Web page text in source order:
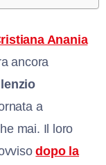
Anania
ancora
a
mai. Il loro
dopo la